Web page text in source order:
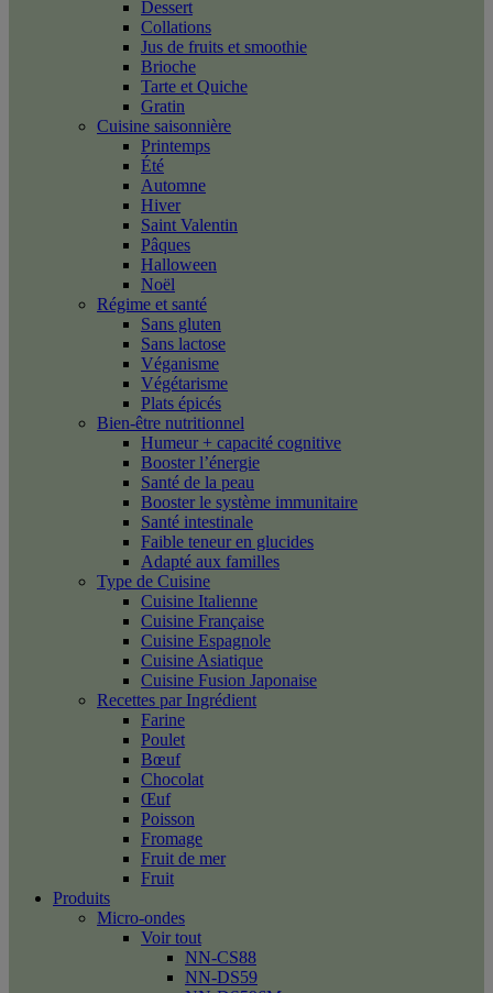
Dessert
Collations
Jus de fruits et smoothie
Brioche
Tarte et Quiche
Gratin
Cuisine saisonnière
Printemps
Été
Automne
Hiver
Saint Valentin
Pâques
Halloween
Noël
Régime et santé
Sans gluten
Sans lactose
Véganisme
Végétarisme
Plats épicés
Bien-être nutritionnel
Humeur + capacité cognitive
Booster l’énergie
Santé de la peau
Booster le système immunitaire
Santé intestinale
Faible teneur en glucides
Adapté aux familles
Type de Cuisine
Cuisine Italienne
Cuisine Française
Cuisine Espagnole
Cuisine Asiatique
Cuisine Fusion Japonaise
Recettes par Ingrédient
Farine
Poulet
Bœuf
Chocolat
Œuf
Poisson
Fromage
Fruit de mer
Fruit
Produits
Micro-ondes
Voir tout
NN-CS88
NN-DS59